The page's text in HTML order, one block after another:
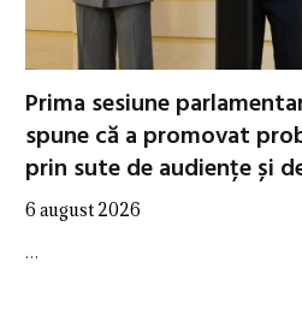
Prima sesiune
spune că a promovat
prin sute de audiențe și
6 august 2026
…